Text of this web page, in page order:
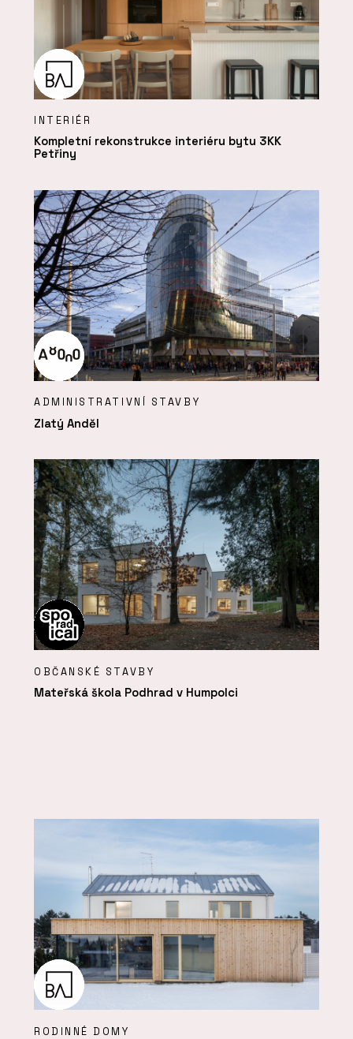
INTERIÉR
Kompletní rekonstrukce interiéru bytu 3KK
Petřiny
ADMINISTRATIVNÍ STAVBY
Zlatý Anděl
OBČANSKÉ STAVBY
Mateřská škola Podhrad v Humpolci
RODINNÉ DOMY